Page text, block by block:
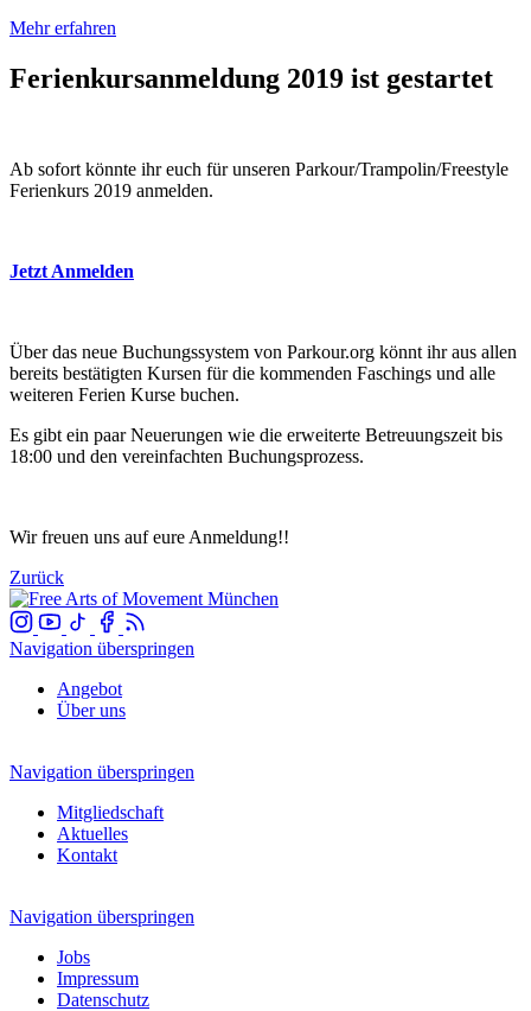
Mehr erfahren
Ferienkursanmeldung 2019 ist gestartet
Ab sofort könnte ihr euch für unseren Parkour/Trampolin/Freestyle
Ferienkurs 2019 anmelden.
Jetzt Anmelden
Über das neue Buchungssystem von Parkour.org könnt ihr aus allen
bereits bestätigten Kursen für die kommenden Faschings und alle
weiteren Ferien Kurse buchen.
Es gibt ein paar Neuerungen wie die erweiterte Betreuungszeit bis
18:00 und den vereinfachten Buchungsprozess.
Wir freuen uns auf eure Anmeldung!!
Zurück
Navigation überspringen
Angebot
Über uns
Navigation überspringen
Mitgliedschaft
Aktuelles
Kontakt
Navigation überspringen
Jobs
Impressum
Datenschutz